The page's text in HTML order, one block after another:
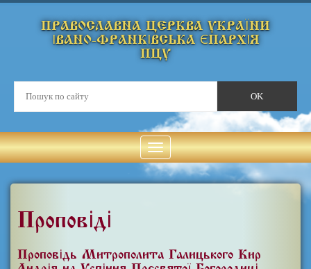
ПРАВОСЛАВНА ЦЕРКВА УКРАЇНИ
ІВАНО-ФРАНКІВСЬКА ЄПАРХІЯ
ПЦУ
Проповіді
Проповідь Митрополита Галицького Кир